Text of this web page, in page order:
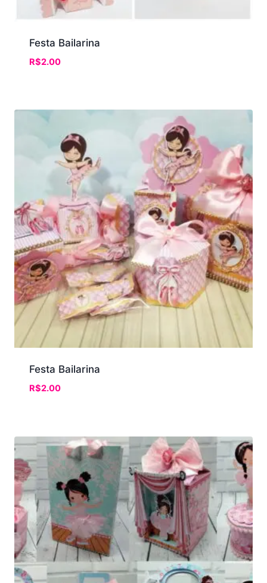
Festa Bailarina
R$2.00
Festa Bailarina
R$2.00